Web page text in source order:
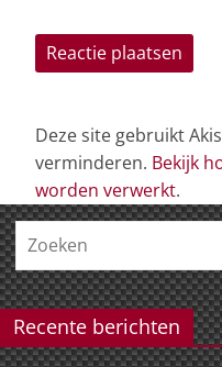
Deze site gebruikt
verminderen. Bekijk
worden verwerkt.
Recente berichten